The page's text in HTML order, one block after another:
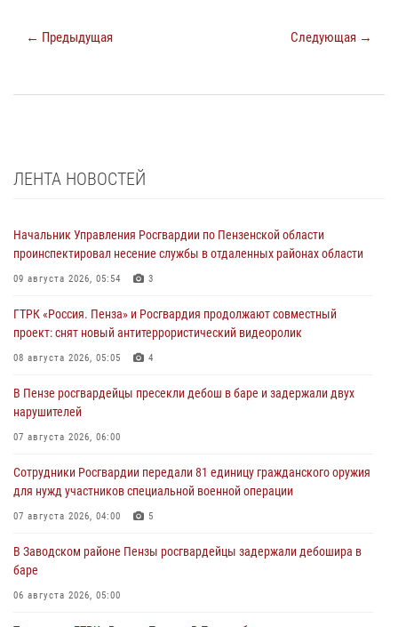
← Предыдущая Следующая →
ЛЕНТА НОВОСТЕЙ
Начальник Управления Росгвардии по Пензенской области
проинспектировал несение службы в отдаленных районах области
09 августа 2026, 05:54 3
ГТРК «Россия. Пенза» и Росгвардия продолжают совместный
проект: снят новый антитеррористический видеоролик
08 августа 2026, 05:05 4
В Пензе росгвардейцы пресекли дебош в баре и задержали двух
нарушителей
07 августа 2026, 06:00
Сотрудники Росгвардии передали 81 единицу гражданского оружия
для нужд участников специальной военной операции
07 августа 2026, 04:00 5
В Заводском районе Пензы росгвардейцы задержали дебошира в
баре
06 августа 2026, 05:00